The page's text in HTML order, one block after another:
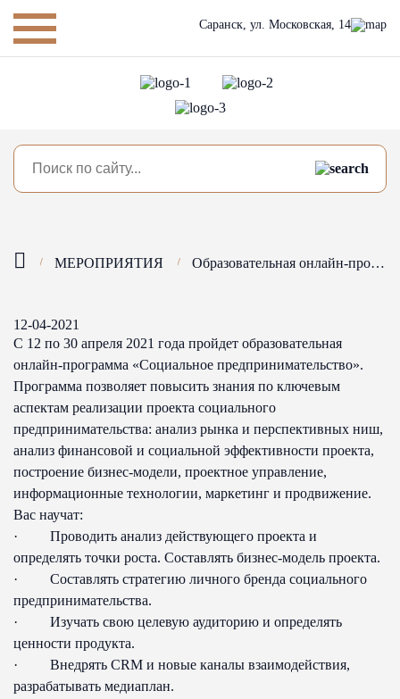
Саранск, ул. Московская, 14
МЕРОПРИЯТИЯ Образовательная онлайн-программа «Социальное предпринимательство»
12-04-2021
С 12 по 30 апреля 2021 года пройдет образовательная
онлайн-программа «Социальное предпринимательство».
Программа позволяет повысить знания по ключевым
аспектам реализации проекта социального
предпринимательства: анализ рынка и перспективных ниш,
анализ финансовой и социальной эффективности проекта,
построение бизнес-модели, проектное управление,
информационные технологии, маркетинг и продвижение.
Вас научат:
· Проводить анализ действующего проекта и
определять точки роста. Составлять бизнес-модель проекта.
· Составлять стратегию личного бренда социального
предпринимательства.
· Изучать свою целевую аудиторию и определять
ценности продукта.
· Внедрять CRM и новые каналы взаимодействия,
разрабатывать медиаплан.